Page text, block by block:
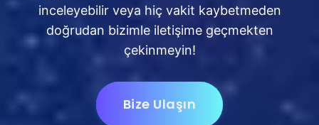
inceleyebilir veya hiç vakit kaybetmeden
doğrudan bizimle iletişime geçmekten
çekinmeyin!
Bize Ulaşın